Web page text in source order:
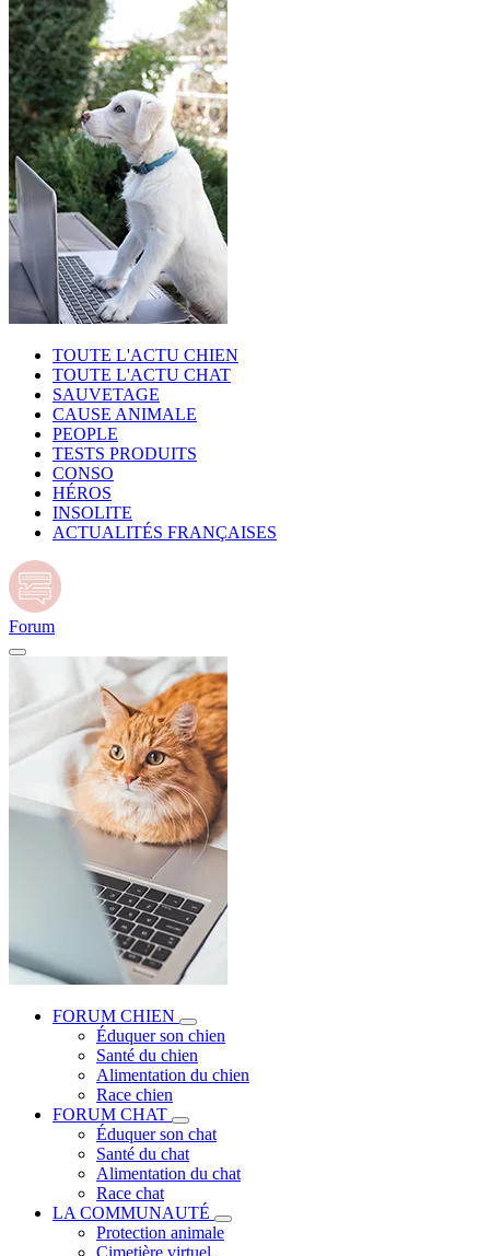
TOUTE L'ACTU CHIEN
TOUTE L'ACTU CHAT
SAUVETAGE
CAUSE ANIMALE
PEOPLE
TESTS PRODUITS
CONSO
HÉROS
INSOLITE
ACTUALITÉS FRANÇAISES
Forum
FORUM CHIEN
Éduquer son chien
Santé du chien
Alimentation du chien
Race chien
FORUM CHAT
Éduquer son chat
Santé du chat
Alimentation du chat
Race chat
LA COMMUNAUTÉ
Protection animale
Cimetière virtuel